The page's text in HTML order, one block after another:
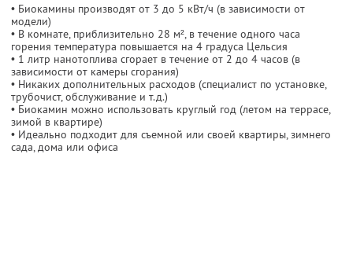
• Биокамины производят от 3 до 5 кВт/ч (в зависимости от
модели)
• В комнате, приблизительно 28 м², в течение одного часа
горения температура повышается на 4 градуса Цельсия
• 1 литр нанотоплива сгорает в течение от 2 до 4 часов (в
зависимости от камеры сгорания)
• Никаких дополнительных расходов (специалист по установке,
трубочист, обслуживание и т.д.)
• Биокамин можно использовать круглый год (летом на террасе,
зимой в квартире)
• Идеально подходит для съемной или своей квартиры, зимнего
сада, дома или офиса